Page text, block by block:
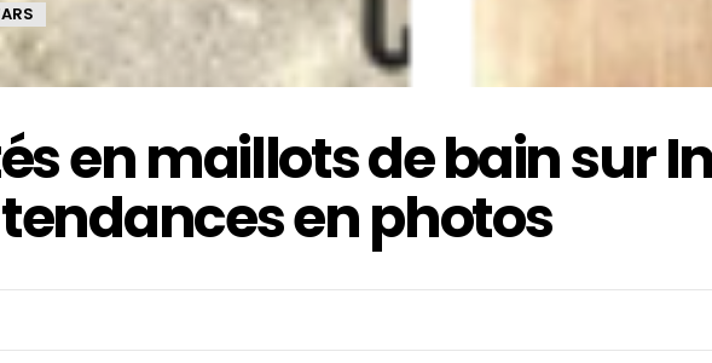
en maillots de bain sur
en photos